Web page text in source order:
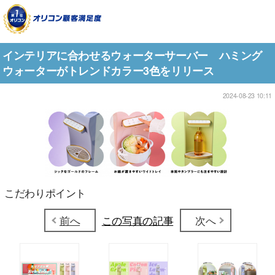
インテリアに合わせるウォーターサーバー ハミング
ウォーターがトレンドカラー3色をリリース
2024-08-23 10:11
こだわりポイント
前へ
この写真の記事 次へ